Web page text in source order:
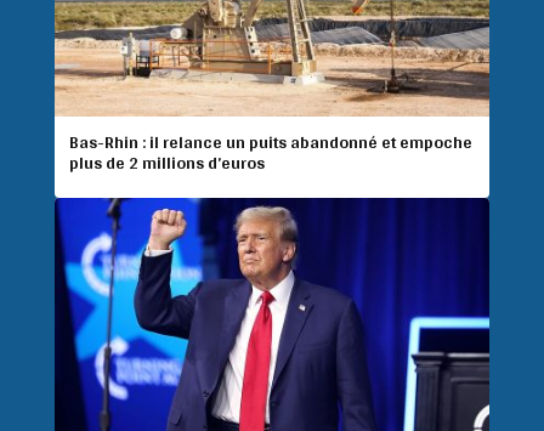
Bas-Rhin : il relance un puits abandonné et empoche
plus de 2 millions d’euros